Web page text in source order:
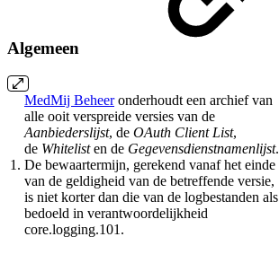
Algemeen
1.
MedMij Beheeronderhoudt een archief van
alle ooit verspreide versies van de
Aanbiederslijst, de OAuth Client List,
de Whitelisten de Gegevensdienstnamenlijst.
De bewaartermijn, gerekend vanaf het einde
van de geldigheid van de betreffende versie,
is niet korter dan die van de logbestanden als
bedoeld in verantwoordelijkheid
core.logging.101.